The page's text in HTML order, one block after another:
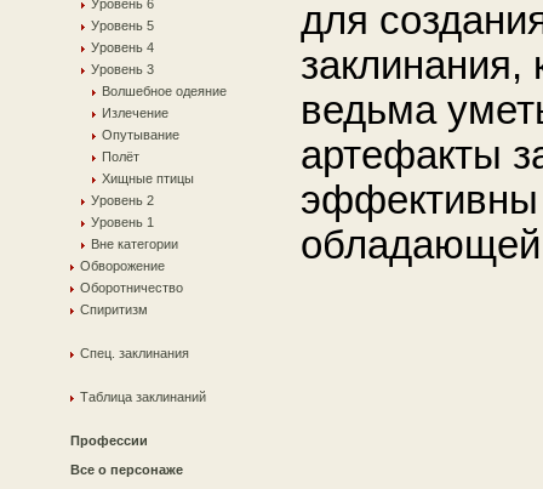
Уровень 6
Уровень 5
Уровень 4
Уровень 3
Волшебное одеяние
Излечение
Опутывание
Полёт
Хищные птицы
Уровень 2
Уровень 1
Вне категории
Обворожение
Оборотничество
Спиритизм
Спец. заклинания
Таблица заклинаний
Профессии
Все о персонаже
для
ведьма
артефакты
эффективны